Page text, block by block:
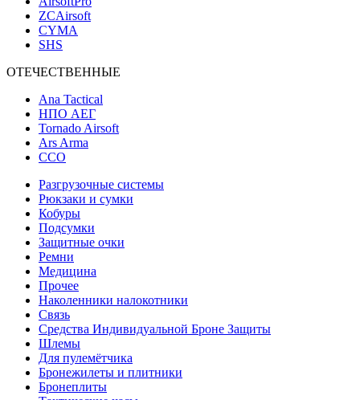
ZCAirsoft
CYMA
SHS
ОТЕЧЕСТВЕННЫЕ
Ana Tactical
НПО АЕГ
Tornado Airsoft
Ars Arma
ССО
Разгрузочные системы
Рюкзаки и сумки
Кобуры
Подсумки
Защитные очки
Ремни
Медицина
Прочее
Наколенники налокотники
Связь
Средства Индивидуальной Броне Защиты
Шлемы
Для пулемётчика
Бронежилеты и плитники
Бронеплиты